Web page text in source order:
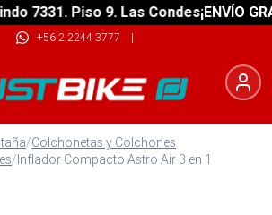
Piso 9. Las Condes¡ENVÍO
+56 2 2244 3777 |
/Colchonetas y Colchones
/Inflador Compacto Astro Air 3 en 1